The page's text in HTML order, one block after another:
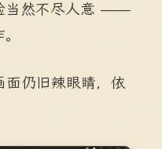
当然不尽人意 ——
面仍旧辣眼睛，依